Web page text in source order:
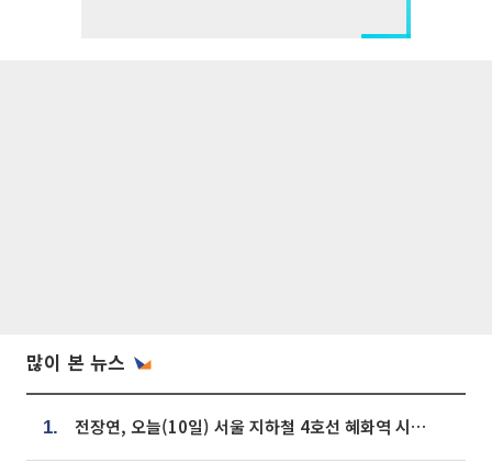
많이 본 뉴스
1. 전장연, 오늘(10일) 서울 지하철 4호선 혜화역 시위…1호선 용산역 무정차